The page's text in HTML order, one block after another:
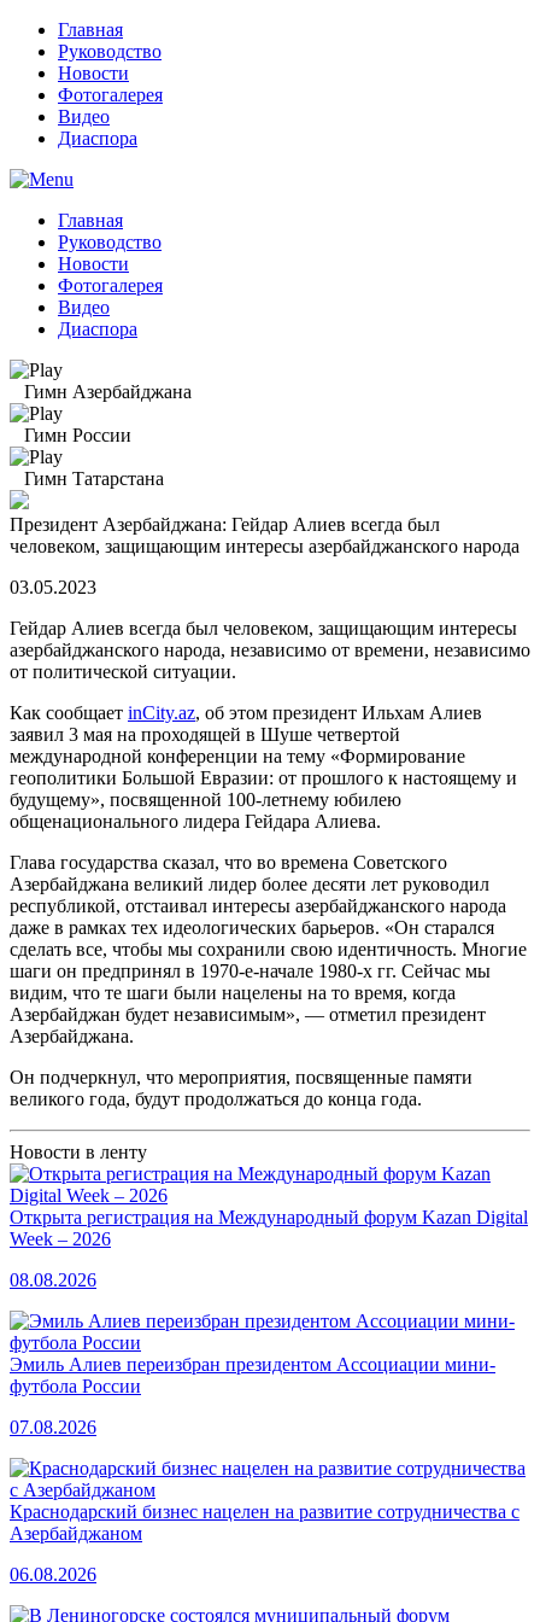
Главная
Руководство
Новости
Фотогалерея
Видео
Диаспора
Главная
Руководство
Новости
Фотогалерея
Видео
Диаспора
Гимн Азербайджана
Гимн России
Гимн Татарстана
Президент Азербайджана: Гейдар Алиев всегда был
человеком, защищающим интересы азербайджанского народа
03.05.2023
Гейдар Алиев всегда был человеком, защищающим интересы
азербайджанского народа, независимо от времени, независимо
от политической ситуации.
Как сообщает inCity.az, об этом президент Ильхам Алиев
заявил 3 мая на проходящей в Шуше четвертой
международной конференции на тему «Формирование
геополитики Большой Евразии: от прошлого к настоящему и
будущему», посвященной 100-летнему юбилею
общенационального лидера Гейдара Алиева.
Глава государства сказал, что во времена Советского
Азербайджана великий лидер более десяти лет руководил
республикой, отстаивал интересы азербайджанского народа
даже в рамках тех идеологических барьеров. «Он старался
сделать все, чтобы мы сохранили свою идентичность. Многие
шаги он предпринял в 1970-е-начале 1980-х гг. Сейчас мы
видим, что те шаги были нацелены на то время, когда
Азербайджан будет независимым», — отметил президент
Азербайджана.
Он подчеркнул, что мероприятия, посвященные памяти
великого года, будут продолжаться до конца года.
Новости в ленту
Открыта регистрация на Международный форум Kazan Digital
Week – 2026
08.08.2026
Эмиль Алиев переизбран президентом Ассоциации мини-
футбола России
07.08.2026
Краснодарский бизнес нацелен на развитие сотрудничества с
Азербайджаном
06.08.2026